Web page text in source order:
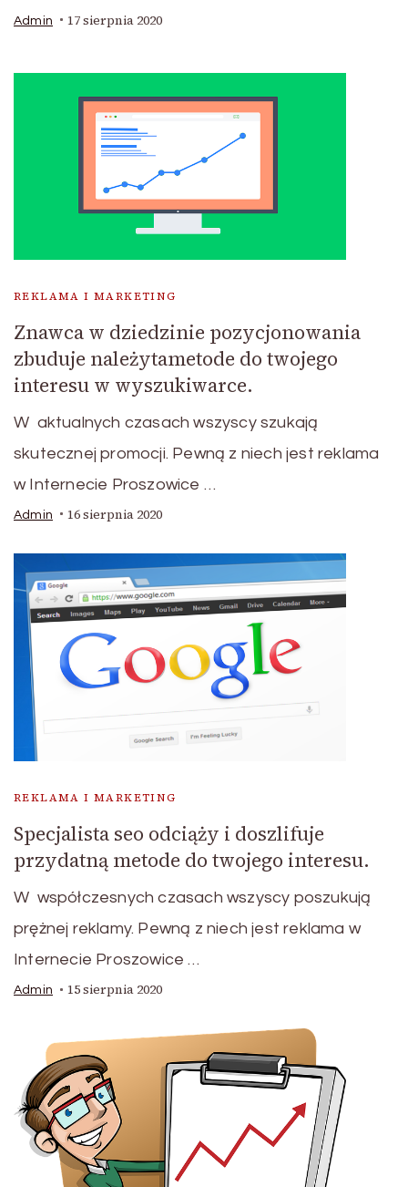
Admin 17 sierpnia 2020
REKLAMA I MARKETING
Znawca w dziedzinie pozycjonowania
zbuduje należytametode do twojego
interesu w wyszukiwarce.
W aktualnych czasach wszyscy szukają
skutecznej promocji. Pewną z niech jest reklama
w Internecie Proszowice …
Admin 16 sierpnia 2020
REKLAMA I MARKETING
Specjalista seo odciąży i doszlifuje
przydatną metode do twojego interesu.
W współczesnych czasach wszyscy poszukują
prężnej reklamy. Pewną z niech jest reklama w
Internecie Proszowice …
Admin 15 sierpnia 2020